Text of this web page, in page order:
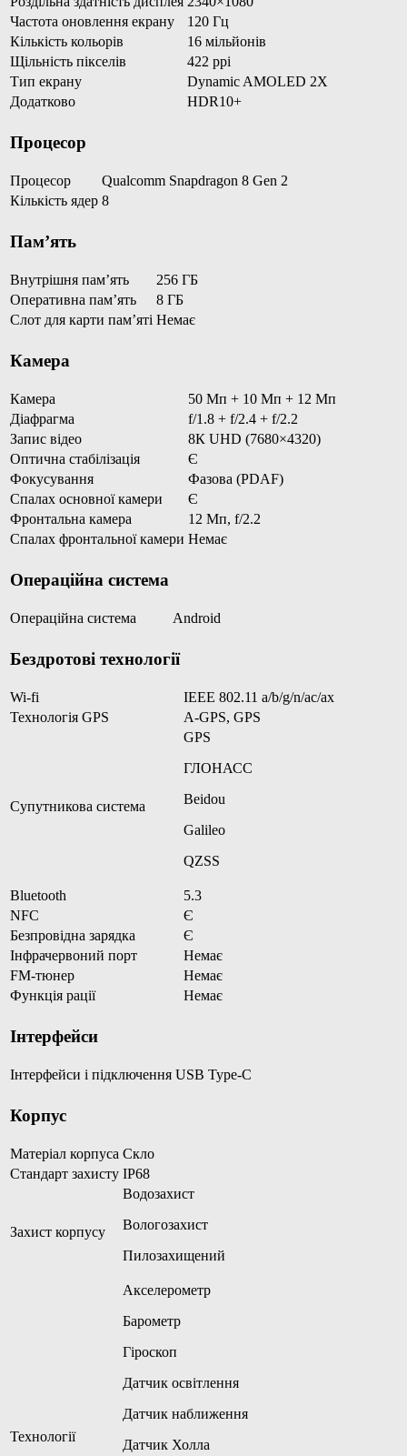
Частота оновлення екрану
120 Гц
Кількість кольорів
16 мільйонів
Щільність пікселів
422 ppi
Тип екрану
Dynamic AMOLED 2X
Додатково
HDR10+
Процесор
Процесор
Qualcomm Snapdragon 8 Gen 2
Кількість ядер 8
Пам’ять
Внутрішня пам’ять
256 ГБ
Оперативна пам’ять
8 ГБ
Слот для карти пам’яті Немає
Камера
Камера
50 Мп + 10 Мп + 12 Мп
Діафрагма
f/1.8 + f/2.4 + f/2.2
Запис відео
8К UHD (7680×4320)
Оптична стабілізація
Є
Фокусування
Фазова (PDAF)
Спалах основної камери
Є
Фронтальна камера
12 Мп, f/2.2
Спалах фронтальної камери Немає
Операційна система
Операційна система Android
Бездротові технології
Wi-fi
IEEE 802.11 a/b/g/n/ac/ax
Технологія GPS
A-GPS, GPS
Супутникова система
GPS
ГЛОНАСС
Beidou
Galileo
QZSS
Bluetooth
5.3
NFC
Є
Безпровідна зарядка
Є
Інфрачервоний порт
Немає
FM-тюнер
Немає
Функція рації
Немає
Інтерфейси
Інтерфейси і підключення USB Type-C
Корпус
Матеріал корпуса Скло
Стандарт захисту IP68
Захист корпусу
Водозахист
Вологозахист
Пилозахищений
Технології
Акселерометр
Барометр
Гіроскоп
Датчик освітлення
Датчик наближення
Датчик Холла